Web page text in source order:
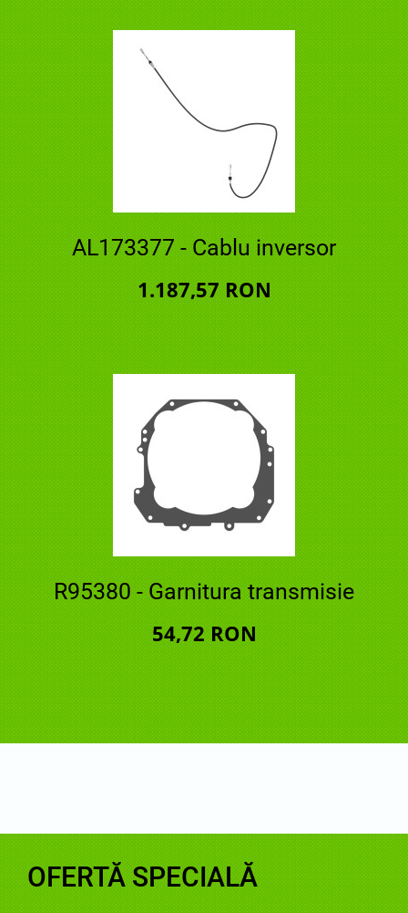
AL173377 - Cablu inversor
1.187,57 RON
R95380 - Garnitura transmisie
54,72 RON
OFERTĂ SPECIALĂ